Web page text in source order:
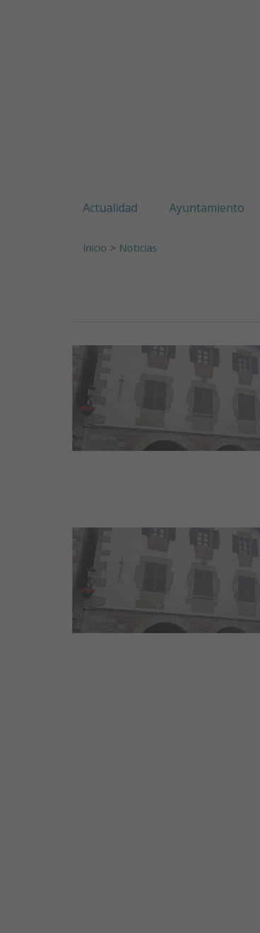
Actualidad Ayuntamiento
Inicio > Noticias